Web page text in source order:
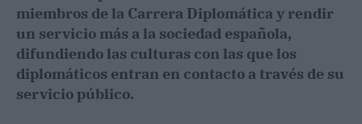
miembros de la Carrera Diplomática y rendir
un servicio más a la sociedad española,
difundiendo las culturas con las que los
diplomáticos entran en contacto a través de su
servicio público.